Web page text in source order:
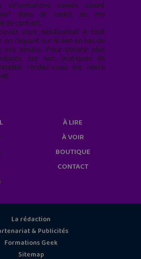
informations saisies soient
dans le cadre de ma
de contact.
vous désabonner à tout
en cliquant sur le lien en bas de
nos emails. Pour obtenir plus
sur nos pratiques de
rendez-vous sur notre
À LIRE
À VOIR
BOUTIQUE
CONTACT
La rédaction
& Publicités
Formations Geek
Sitemap